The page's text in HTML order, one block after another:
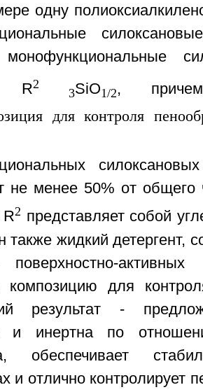
одну
R2
3SiO1/2,
не менее 50% от общего
R2 представляет собой
также жидкий детергент,
поверхностно-
композицию для
результат -
и инертна по
обеспечивает
и отлично контролирует